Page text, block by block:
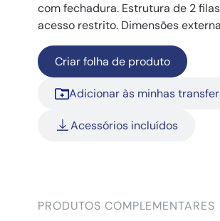
com fechadura. Estrutura de 2
acesso restrito. Dimensões
Criar folha de produto
Adicionar às minhas
Acessórios incluídos
PRODUTOS COMPLEMENTARES